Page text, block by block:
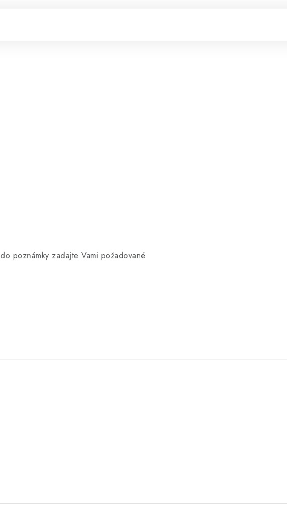
do poznámky zadajte Vami požadované